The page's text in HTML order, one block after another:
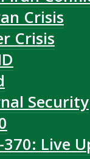
Crisis
Crisis
Security
370: Live